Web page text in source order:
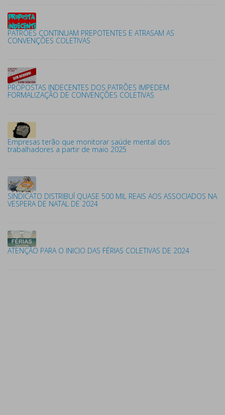
PATRÕES CONTINUAM PREPOTENTES E ATRASAM AS
CONVENÇÕES COLETIVAS
PROPOSTAS INDECENTES DOS PATRÕES IMPEDEM
FORMALIZAÇÃO DE CONVENÇÕES COLETIVAS
Empresas terão que monitorar saúde mental dos
trabalhadores a partir de maio 2025
SINDICATO DISTRIBUÍ QUASE 500 MIL REAIS AOS ASSOCIADOS NA
VESPERA DE NATAL DE 2024
ATENÇÃO PARA O INICIO DAS FÉRIAS COLETIVAS DE 2024